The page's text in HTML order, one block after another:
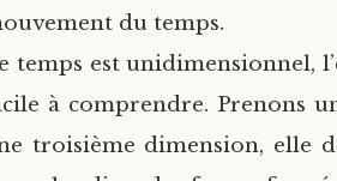
du temps.
temps est unidimensionnel,
à comprendre. Prenons
troisième dimension, elle